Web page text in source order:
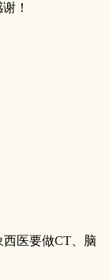
！
医要做CT、脑